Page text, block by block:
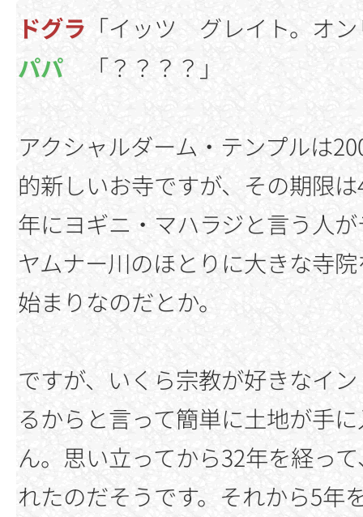
ドグラ 「イッツ グレイト。オ
パパ 「？？？？」
アクシャルダーム・テンプルは
的新しいお寺ですが、その期限
年にヨギニ・マハラジと言う人
ヤムナー川のほとりに大きな寺
始まりなのだとか。
ですが、いくら宗教が好きなイ
るからと言って簡単に土地が手
ん。思い立ってから32年を経っ
れたのだそうです。それから5年